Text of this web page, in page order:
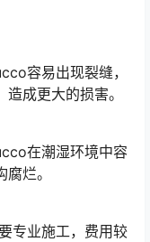
容易出现裂缝，
成更大的损害。
在潮湿环境中容
烂。
专业施工，费用较